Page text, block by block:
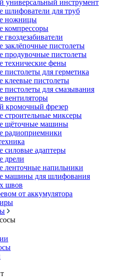
универсальный инструмент
шлифователи для труб
ножницы
компрессоры
заклёпочные пистолеты
продувочные пистолеты
технические фены
пистолеты для герметика
клеевые пистолеты
пистолеты для смазывания
вентиляторы
кромочный фрезер
строительные миксеры
щёточные машины
радиоприемники
силовые адаптеры
дрели
ленточные напильники
машины для шлифования
швов
от аккумулятора